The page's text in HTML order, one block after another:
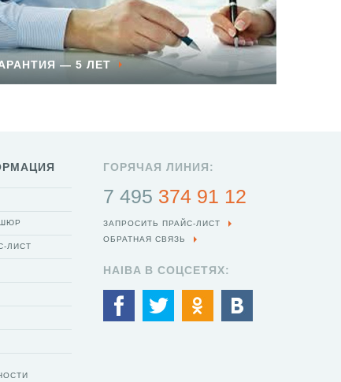
— 5 ЛЕТ
ЛИСТ
ГОРЯЧАЯ ЛИНИЯ:
7 495 374 91 12
ЗАПРОСИТЬ ПРАЙС-ЛИСТ
ОБРАТНАЯ СВЯЗЬ
HAIBA В СОЦСЕТЯХ: